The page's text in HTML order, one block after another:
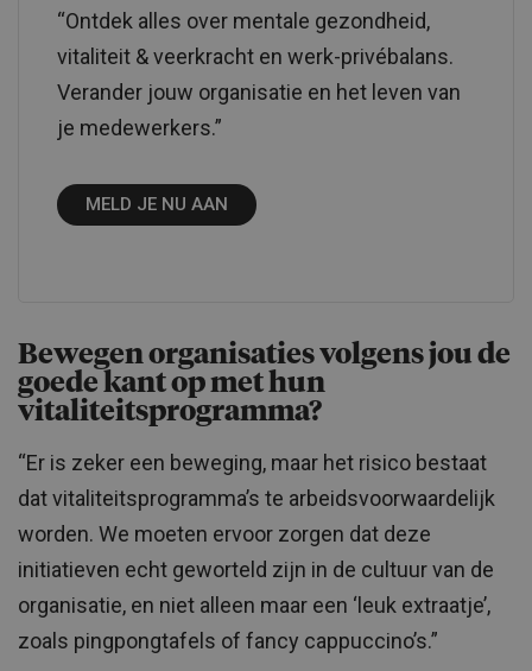
“Ontdek alles over mentale gezondheid,
vitaliteit & veerkracht en werk-privébalans.
Verander jouw organisatie en het leven van
je medewerkers.”
MELD JE NU AAN
Bewegen organisaties volgens jou de
goede kant op met hun
vitaliteitsprogramma?
“Er is zeker een beweging, maar het risico bestaat
dat vitaliteitsprogramma’s te arbeidsvoorwaardelijk
worden. We moeten ervoor zorgen dat deze
initiatieven echt geworteld zijn in de cultuur van de
organisatie, en niet alleen maar een ‘leuk extraatje’,
zoals pingpongtafels of fancy cappuccino’s.”